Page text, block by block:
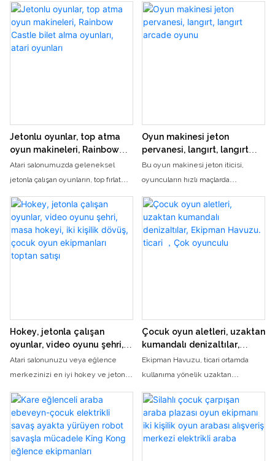
özelliklerine sahip fonksiyonel
masaj koltuğumuzla nihai
rahatlamayı deneyimleyin. Arkanıza
alışveriş merkezi, atlama
kalesi
ticari eğlence parkı ekipmanlarını
özelleştirme konusunda uzmanız.
Jetonlu oyunlar, top atma
oyun makineleri, Rainbow
Castle bilet alma oyunları,
atari oyunları
Atari salonumuzda geleneksel
jetonla çalışan oyunların, top fırlatma
bilet kullanma oyunlarının
heyecanını yaşayın. Çeşitli
eğlenceli oyunlar oynayın ve
heyecan verici ödüller kazanma
Oyun makinesi jeton
pervanesi, langırt, langırt
arcade oyunu
Bu oyun makinesi jeton iticisi,
oyuncuların hızlı maçlarda
eğlenceli ve heyecan verici bir
arcade oyunudur. Bu sürükleyici
futbol masası atari oyununda gol
Hokey, jetonla çalışan
oyunlar, video oyunu şehri,
masa hokeyi, iki kişilik
dövüş, çocuk oyun
Atari salonunuzu veya eğlence
merkezinizi en iyi hokey ve jetonla
istiyorsunuz? Masa hokeyi ve iki
kişilik dövüş oyunlarının yanı sıra
diğer çocuk oyun ekipmanlarının da
dahil olduğu Video Game City'nin
Çocuk oyun aletleri, uzaktan
kumandalı denizaltılar,
Ekipman Havuzu. ticari ，
Çok oyunculu
Ekipman Havuzu, ticari ortamda
kullanıma yönelik uzaktan
olmak üzere çok çeşitli çocuk oyun
ekipmanları sunmaktadır. Bu çok
oyunculu seçenekler, gençlerin